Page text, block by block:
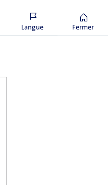
Langue Fermer